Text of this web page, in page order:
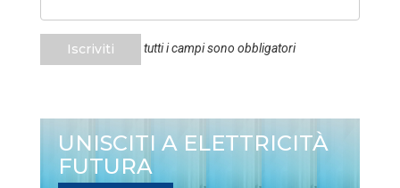
Iscriviti tutti i campi sono obbligatori
UNISCITI A ELETTRICITÀ
FUTURA